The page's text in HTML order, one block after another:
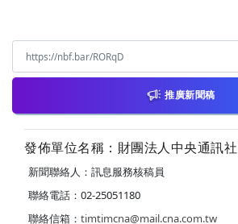
推廣新聞稿
發佈單位名稱：財團法人中央通訊社
新聞聯絡人：訊息服務核稿員
聯絡電話：02-25051180
聯絡信箱： timtimcna@mail.cna.com.tw